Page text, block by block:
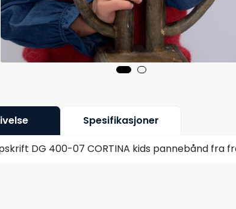
Spesifikasjoner
DG 400-07 CORTINA kids pannebånd fra